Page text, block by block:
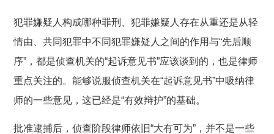
犯罪嫌疑人构成哪种罪刑、犯罪嫌疑人存在从重还是从轻
情由、共同犯罪中不同犯罪嫌疑人之间的作用与“先后顺
序”，都是侦查机关的“起诉意见书”应该谈到的，也是律师
重点关注的。能够说服侦查机关在“起诉意见书”中吸纳律
师的一些意见，这已经是“有效辩护”的基础。
批准逮捕后，侦查阶段律师依旧“大有可为”，并不是一些